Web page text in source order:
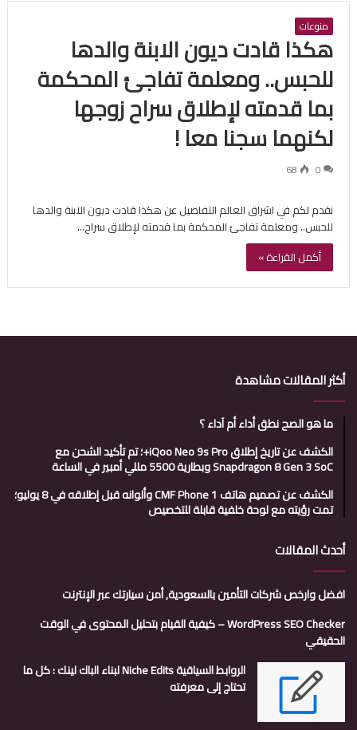
منوعات
هكذا قادت ديون الابنة والدها
للحبس.. ومعلمة تفاجئ المحكمة
بما قدمته لإطلاق سراح زوجها
لكنهما سجنا معا !
0
68
نقدم لكم في اشراق العالم التفاصيل عن هكذا قادت ديون الابنة والدها
للحبس.. ومعلمة تفاجئ المحكمة بما قدمته لإطلاق سراح…
أكمل القراءة »
أكثر المقالات مشاهدة
ما هو الصح نطق أداء أم آداء ؟
الكشف عن تاريخ إطلاق iQoo Neo 9s Pro+؛ تم تأكيد الشحن مع
Snapdragon 8 Gen 3 SoC وبطارية 5500 مللي أمبير في الساعة
الكشف عن تصميم هاتف CMF Phone 1 وألوانه قبل إطلاقه في 8 يوليو؛
تمت رؤيته مع لوحة خلفية قابلة للتخصيص
أحدث المقالات
افضل وارخص شركات التأمين بالسعودية, أمن سيارتك عبر الإنترنت
WordPress SEO Checker – كيفية القيام بتحليل المحتوى في الوقت
الحقيقي
الروابط السياقية Niche Edits لبناء الباك لينك : كل ما
تحتاج إلى معرفته